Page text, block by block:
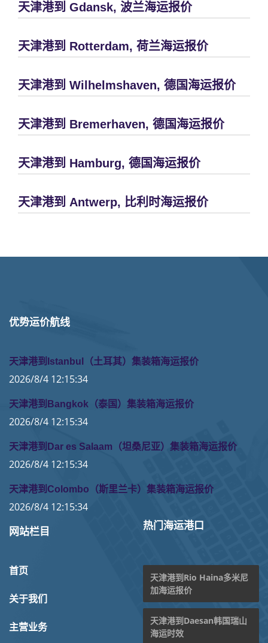
天津港到 Gdansk, 波兰海运报价
天津港到 Rotterdam, 荷兰海运报价
天津港到 Wilhelmshaven, 德国海运报价
天津港到 Bremerhaven, 德国海运报价
天津港到 Hamburg, 德国海运报价
天津港到 Antwerp, 比利时海运报价
优势运价航线
天津港到Istanbul（土耳其）集装箱海运报价
2026/8/4 12:15:34
天津港到Bangkok（泰国）集装箱海运报价
2026/8/4 12:15:34
天津港到Dar es Salaam（坦桑尼亚）集装箱海运报价
2026/8/4 12:15:34
天津港到Colombo（斯里兰卡）集装箱海运报价
2026/8/4 12:15:34
网站栏目
首页
关于我们
主营业务
热门海运港口
天津港到Rio Haina多米尼
加海运报价
天津港到Daesan韩国瑞山
海运时效